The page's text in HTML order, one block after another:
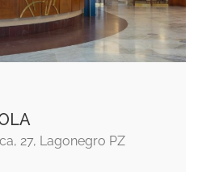
27, Lagonegro PZ